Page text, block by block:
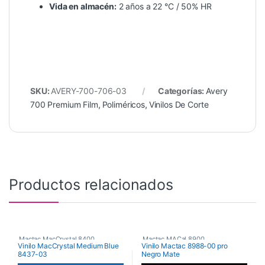
Vida en almacén:2 años a 22 °C / 50% HR
SKU: AVERY-700-706-03 Categorías: Avery
700 Premium Film, Poliméricos, Vinilos De Corte
Productos relacionados
Mactac MacCrystal 8400
Vinilos De Corte
Vinilo MacCrystal Medium Blue
8437-03
Mactac MACal 8900
Monoméricos
Vinilo Mactac 8988-00 pro
Negro Mate